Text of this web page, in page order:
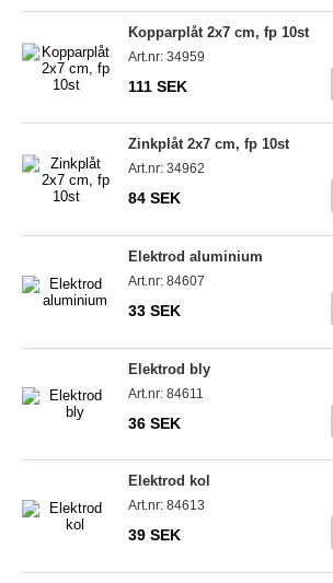
Kopparplåt 2x7 cm, fp 10st
Art.nr: 34959
111 SEK
Zinkplåt 2x7 cm, fp 10st
Art.nr: 34962
84 SEK
Elektrod aluminium
Art.nr: 84607
33 SEK
Elektrod bly
Art.nr: 84611
36 SEK
Elektrod kol
Art.nr: 84613
39 SEK